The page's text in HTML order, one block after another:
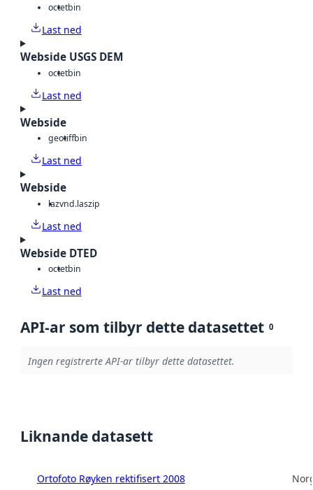
octetbin
Last ned
Webside USGS DEM
octetbin
Last ned
Webside
geotiffbin
Last ned
Webside
lazvnd.laszip
Last ned
Webside DTED
octetbin
Last ned
API-ar som tilbyr dette datasettet 0
Ingen registrerte API-ar tilbyr dette datasettet.
Liknande datasett
Ortofoto Røyken rektifisert 2008